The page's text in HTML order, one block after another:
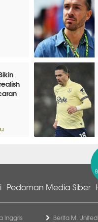
Pedoman Media Siber
Inggris Berita M. United